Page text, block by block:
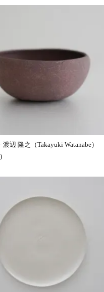
渡辺 隆之（Takayuki Watanabe）